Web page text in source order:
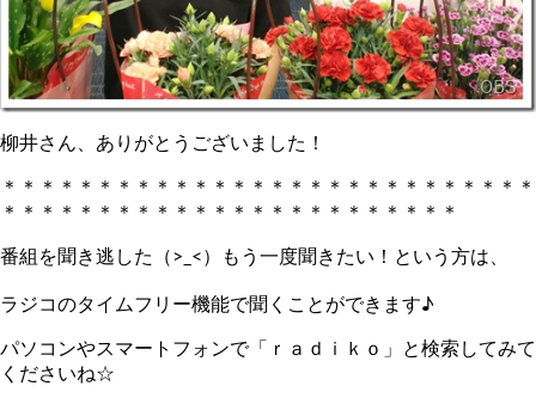
柳井さん、ありがとうございました！
＊＊＊＊＊＊＊＊＊＊＊＊＊＊＊＊＊＊＊＊＊＊＊＊＊＊＊＊
＊＊＊＊＊＊＊＊＊＊＊＊＊＊＊＊＊＊＊＊＊＊＊＊
番組を聞き逃した（>_<）もう一度聞きたい！という方は、
ラジコのタイムフリー機能で聞くことができます♪
パソコンやスマートフォンで「ｒａｄｉｋｏ」と検索してみて
くださいね☆